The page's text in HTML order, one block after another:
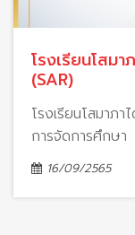
โรงเรียนโสม
(SAR)
โรงเรียนโสมาภ
การจัดการศึกษา
16/09/2565